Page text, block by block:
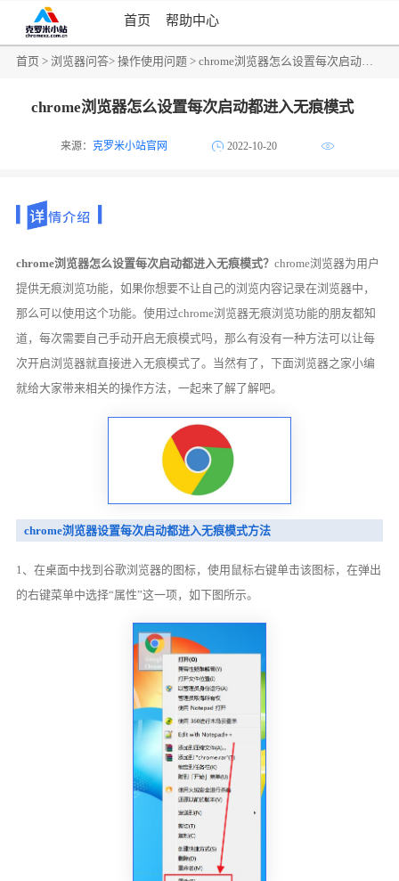
首页 帮助中心
首页 >浏览器问答>操作使用问题 > chrome浏览器怎么设置每次启动都进入无痕模式
chrome浏览器怎么设置每次启动都进入无痕模式
来源：克罗米小站官网 2022-10-20
chrome浏览器怎么设置每次启动都进入无痕模式？chrome浏览器为用户
提供无痕浏览功能，如果你想要不让自己的浏览内容记录在浏览器中，
那么可以使用这个功能。使用过chrome浏览器无痕浏览功能的朋友都知
道，每次需要自己手动开启无痕模式吗，那么有没有一种方法可以让每
次开启浏览器就直接进入无痕模式了。当然有了，下面浏览器之家小编
就给大家带来相关的操作方法，一起来了解了解吧。
chrome浏览器设置每次启动都进入无痕模式方法
1、在桌面中找到谷歌浏览器的图标，使用鼠标右键单击该图标，在弹出
的右键菜单中选择“属性”这一项，如下图所示。